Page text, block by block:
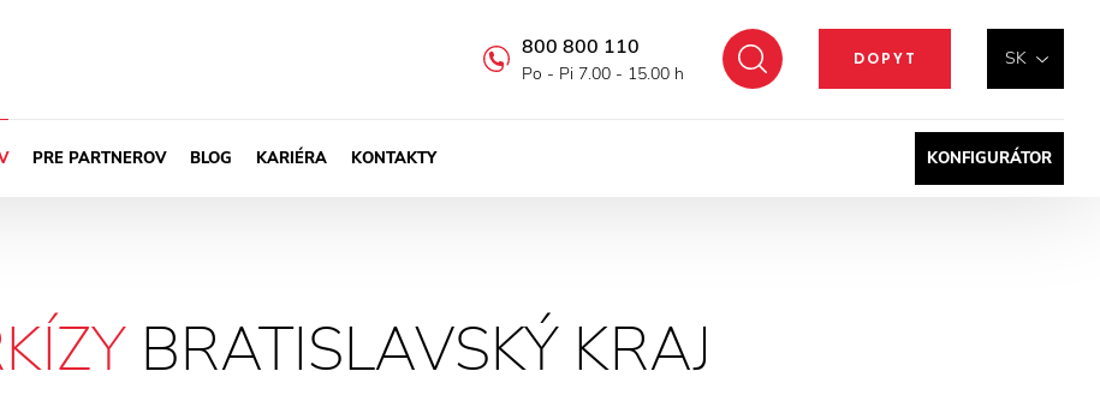
SK
DOPYT
Hľadať
800 800 110
Po - Pi 7.00 - 15.00 h
PRE PARTNEROV BLOG KARIÉRA KONTAKTY KONFIGURÁTOR
BRATISLAVSKÝ KRAJ